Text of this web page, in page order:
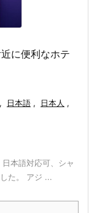
に便利なホテ
, 日本語 , 日本人 ,
本語対応可、シャ
た。 アジ ...